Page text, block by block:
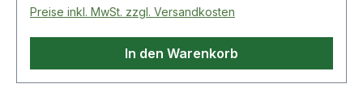
Preise inkl. MwSt. zzgl. Versandkosten
In den Warenkorb